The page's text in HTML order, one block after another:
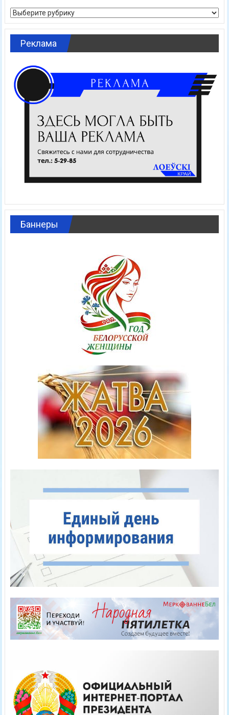
Рубрики
Реклама
Баннеры